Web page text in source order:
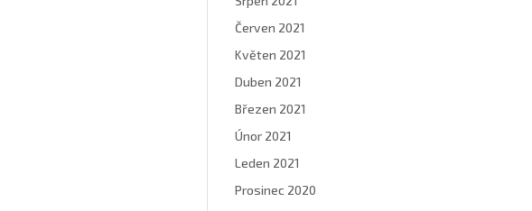
Červen 2021
Květen 2021
Duben 2021
Březen 2021
Únor 2021
Leden 2021
Prosinec 2020